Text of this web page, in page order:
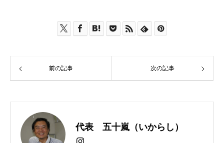
前の記事 次の記事
代表 五十嵐（いからし）